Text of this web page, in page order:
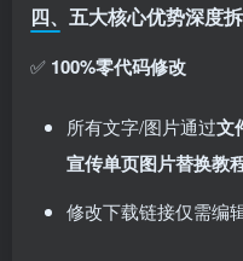
四、五大核心优势深度
✅ ​ 100%零代码修改
所有文字/图片通过文
宣传单页图片替换教
修改下载链接仅需编